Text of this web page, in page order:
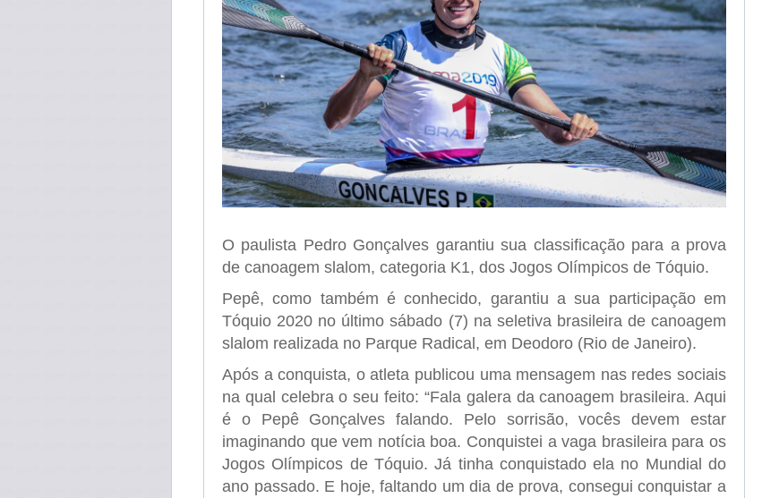
O paulista Pedro Gonçalves garantiu sua classificação para a prova
de canoagem slalom, categoria K1, dos Jogos Olímpicos de Tóquio.
Pepê, como também é conhecido, garantiu a sua participação em
Tóquio 2020 no último sábado (7) na seletiva brasileira de canoagem
slalom realizada no Parque Radical, em Deodoro (Rio de Janeiro).
Após a conquista, o atleta publicou uma mensagem nas redes sociais
na qual celebra o seu feito: “Fala galera da canoagem brasileira. Aqui
é o Pepê Gonçalves falando. Pelo sorrisão, vocês devem estar
imaginando que vem notícia boa. Conquistei a vaga brasileira para os
Jogos Olímpicos de Tóquio. Já tinha conquistado ela no Mundial do
ano passado. E hoje, faltando um dia de prova, consegui conquistar a